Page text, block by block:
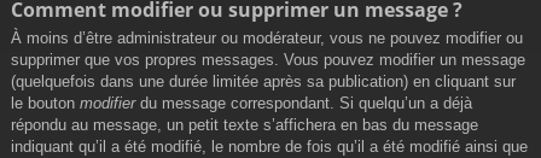
Comment modifier ou supprimer un message ?
À moins d’être administrateur ou modérateur, vous ne pouvez modifier ou
supprimer que vos propres messages. Vous pouvez modifier un message
(quelquefois dans une durée limitée après sa publication) en cliquant sur
le bouton modifierdu message correspondant. Si quelqu’un a déjà
répondu au message, un petit texte s’affichera en bas du message
indiquant qu’il a été modifié, le nombre de fois qu’il a été modifié ainsi que